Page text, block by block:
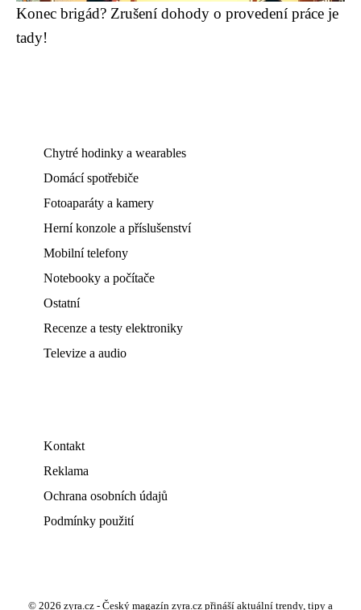
Konec brigád? Zrušení dohody o provedení práce je
tady!
Chytré hodinky a wearables
Domácí spotřebiče
Fotoaparáty a kamery
Herní konzole a příslušenství
Mobilní telefony
Notebooky a počítače
Ostatní
Recenze a testy elektroniky
Televize a audio
Kontakt
Reklama
Ochrana osobních údajů
Podmínky použití
© 2026 zyra.cz - Český magazín zyra.cz přináší aktuální trendy, tipy a